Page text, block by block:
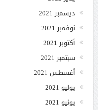
ديسمبر 2021
نوفمبر 2021
أكتوبر 2021
سبتمبر 2021
أغسطس 2021
يوليو 2021
يونيو 2021